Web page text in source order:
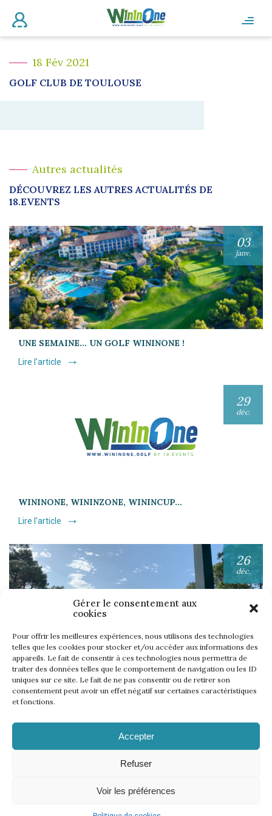
Gérer le consentement aux
cookies
Pour offrir les meilleures expériences, nous utilisons des technologies
telles que les cookies pour stocker et/ou accéder aux informations des
appareils. Le fait de consentir à ces technologies nous permettra de
traiter des données telles que le comportement de navigation ou les ID
uniques sur ce site. Le fait de ne pas consentir ou de retirer son
consentement peut avoir un effet négatif sur certaines caractéristiques
et fonctions.
Accepter
Refuser
Voir les préférences
18 Fév 2021
GOLF CLUB DE TOULOUSE
Autres actualités
DÉCOUVREZ LES AUTRES ACTUALITÉS DE
18.EVENTS
03
janv.
UNE SEMAINE… UN GOLF WININONE !
Lire l'article
29
déc.
WININONE, WININZONE, WININCUP…
Lire l'article
26
déc.
UNE SEMAINE… TOUS LES GOLFS WININONE !
Lire l'article